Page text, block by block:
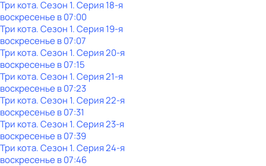
Три кота. Сезон 1. Серия 18-я
воскресенье в07:00
Три кота. Сезон 1. Серия 19-я
воскресенье в07:07
Три кота. Сезон 1. Серия 20-я
воскресенье в07:15
Три кота. Сезон 1. Серия 21-я
воскресенье в07:23
Три кота. Сезон 1. Серия 22-я
воскресенье в07:31
Три кота. Сезон 1. Серия 23-я
воскресенье в07:39
Три кота. Сезон 1. Серия 24-я
воскресенье в07:46